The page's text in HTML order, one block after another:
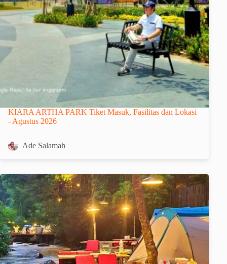
KIARA ARTHA PARK Tiket Masuk, Fasilitas dan Lokasi
- Agustus 2026
Ade Salamah